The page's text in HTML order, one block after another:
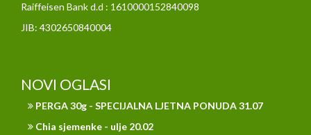
Raiffeisen Bank d.d : 1610000152840098
JIB: 4302650840004
NOVI OGLASI
PERGA 30g - SPECIJALNA LJETNA PONUDA 31.07
Chia sjemenke - ulje 20.02